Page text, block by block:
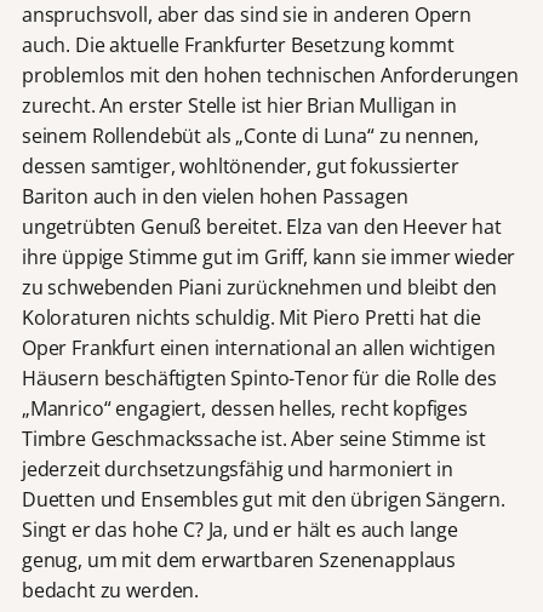
anspruchsvoll, aber das sind sie in anderen Opern
auch. Die aktuelle Frankfurter Besetzung kommt
problemlos mit den hohen technischen Anforderungen
zurecht. An erster Stelle ist hier Brian Mulligan in
seinem Rollendebüt als „Conte di Luna“ zu nennen,
dessen samtiger, wohltönender, gut fokussierter
Bariton auch in den vielen hohen Passagen
ungetrübten Genuß bereitet. Elza van den Heever hat
ihre üppige Stimme gut im Griff, kann sie immer wieder
zu schwebenden Piani zurücknehmen und bleibt den
Koloraturen nichts schuldig. Mit Piero Pretti hat die
Oper Frankfurt einen international an allen wichtigen
Häusern beschäftigten Spinto-Tenor für die Rolle des
„Manrico“ engagiert, dessen helles, recht kopfiges
Timbre Geschmackssache ist. Aber seine Stimme ist
jederzeit durchsetzungsfähig und harmoniert in
Duetten und Ensembles gut mit den übrigen Sängern.
Singt er das hohe C? Ja, und er hält es auch lange
genug, um mit dem erwartbaren Szenenapplaus
bedacht zu werden.